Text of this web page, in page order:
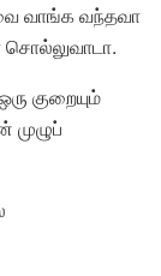
வாங்க வந்தவா
சொல்லுவாடா.
குறையும்
முழுப்